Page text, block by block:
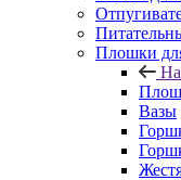
Плошки
Вазы